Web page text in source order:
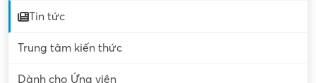
Tin tức
Trung tâm kiến thức
Dành cho Ứng viên